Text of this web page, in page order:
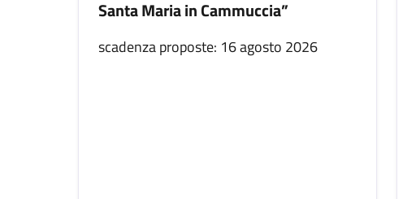
Santa Maria in Cammuccia”
scadenza proposte: 16 agosto 2026